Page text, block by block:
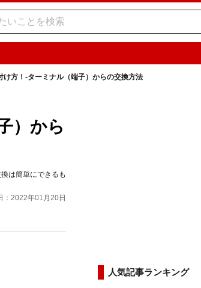
け方！-ターミナル（端子）からの交換方法
）から
は簡単にできるも
：2022年01月20日
人気記事ランキング